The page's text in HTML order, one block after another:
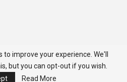
improve your experience. We'll
but you can opt-out if you wish.
Read More